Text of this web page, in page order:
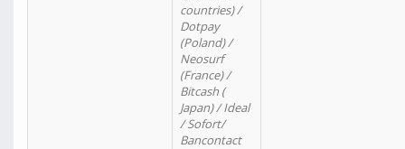
countries) /
Dotpay
(Poland) /
Neosurf
(France) /
Bitcash (
Japan) / Ideal
/ Sofort/
Bancontact